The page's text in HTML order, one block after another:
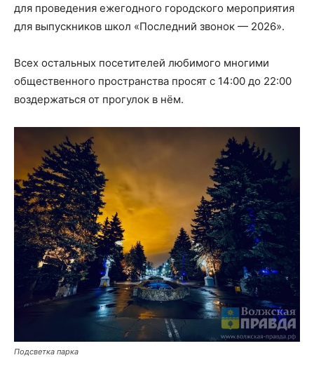
для проведения ежегодного городского мероприятия
для выпускников школ «Последний звонок — 2026».
Всех остальных посетителей любимого многими
общественного пространства просят с 14:00 до 22:00
воздержаться от прогулок в нём.
Подсветка парка